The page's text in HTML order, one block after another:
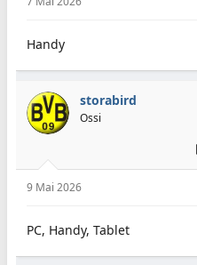
Handy
storabird
Ossi
9 Mai 2026
PC, Handy, Tablet